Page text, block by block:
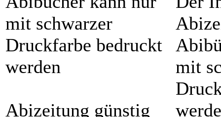
mit schwarzer
Druckfarbe bedruckt
werden
Abizeitung günstig
mit